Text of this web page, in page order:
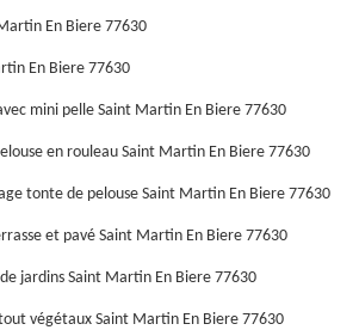
En Biere 77630
En Biere 77630
mini pelle Saint Martin En Biere 77630
en rouleau Saint Martin En Biere 77630
tonte de pelouse Saint Martin En Biere 77630
et pavé Saint Martin En Biere 77630
jardins Saint Martin En Biere 77630
végétaux Saint Martin En Biere 77630